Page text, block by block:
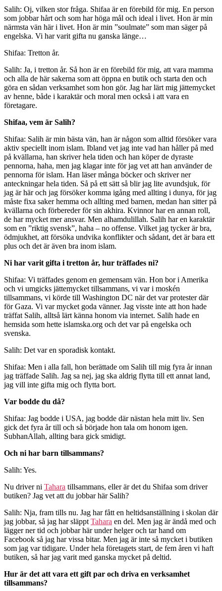
Salih: Oj, vilken stor fråga. Shifaa är en förebild för mig. En person
som jobbar hårt och som har höga mål och ideal i livet. Hon är min
närmsta vän här i livet. Hon är min ”soulmate” som man säger på
engelska. Vi har varit gifta nu ganska länge…
Shifaa: Tretton år.
Salih: Ja, i tretton år. Så hon är en förebild för mig, att vara mamma
och alla de här sakerna som att öppna en butik och starta den och
göra en sådan verksamhet som hon gör. Jag har lärt mig jättemycket
av henne, både i karaktär och moral men också i att vara en
företagare.
Shifaa, vem är Salih?
Shifaa: Salih är min bästa vän, han är någon som alltid försöker vara
aktiv speciellt inom islam. Ibland vet jag inte vad han håller på med
på kvällarna, han skriver hela tiden och han köper de dyraste
pennorna, haha, men jag klagar inte för jag vet att han använder de
pennorna för islam. Han läser många böcker och skriver ner
anteckningar hela tiden. Så på ett sätt så blir jag lite avundsjuk, för
jag är här och jag försöker komma igång med allting i dunya, för jag
måste fixa saker hemma och allting med barnen, medan han sitter på
kvällarna och förbereder för sin akhira. Kvinnor har en annan roll,
de har mycket mer ansvar. Men alhamdulillah. Salih har en karaktär
som en ”riktig svensk”, haha – no offense. Vilket jag tycker är bra,
ödmjukhet, att försöka undvika konflikter och sådant, det är bara ett
plus och det är även bra inom islam.
Ni har varit gifta i tretton år, hur träffades ni?
Shifaa: Vi träffades genom en gemensam vän. Hon bor i Amerika
och vi umgicks jättemycket tillsammans, vi var i moskén
tillsammans, vi körde till Washington DC när det var protester där
för Gaza. Vi var mycket goda vänner. Jag visste inte att hon hade
träffat Salih, alltså lärt känna honom via internet. Salih hade en
hemsida som hette islamska.org och det var på engelska och
svenska.
Salih: Det var en sporadisk kontakt.
Shifaa: Men i alla fall, hon berättade om Salih till mig fyra år innan
jag träffade Salih. Jag sa nej, jag ska aldrig flytta till ett annat land,
jag vill inte gifta mig och flytta bort.
Var bodde du då?
Shifaa: Jag bodde i USA, jag bodde där nästan hela mitt liv. Sen
gick det fyra år till och så började hon tala om honom igen.
SubhanAllah, allting bara gick smidigt.
Och ni har barn tillsammans?
Salih: Yes.
Nu driver ni Tahara tillsammans, eller är det du Shifaa som driver
butiken? Jag vet att du jobbar här Salih?
Salih: Nja, fram tills nu. Jag har fått en heltidsanställning i skolan där
jag jobbar, så jag har släppt Tahara en del. Men jag är ändå med och
lägger ner tid och jobbar här under helger och tar hand om
Facebook så jag har vissa bitar. Men jag är inte så mycket i butiken
som jag var tidigare. Under hela företagets start, de fem åren vi haft
butiken, så har jag varit med ganska mycket på deltid.
Hur är det att vara ett gift par och driva en verksamhet
tillsammans?